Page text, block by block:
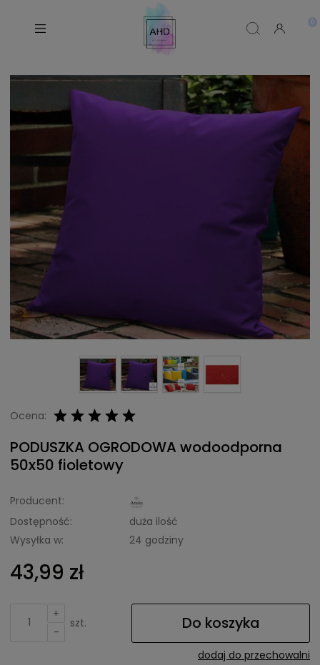
Ocena:
PODUSZKA OGRODOWA wodoodporna
50x50 fioletowy
Producent:
Dostępność:
duża ilość
Wysyłka w:
24 godziny
43,99 zł
+
-
szt. Do koszyka
dodaj do przechowalni